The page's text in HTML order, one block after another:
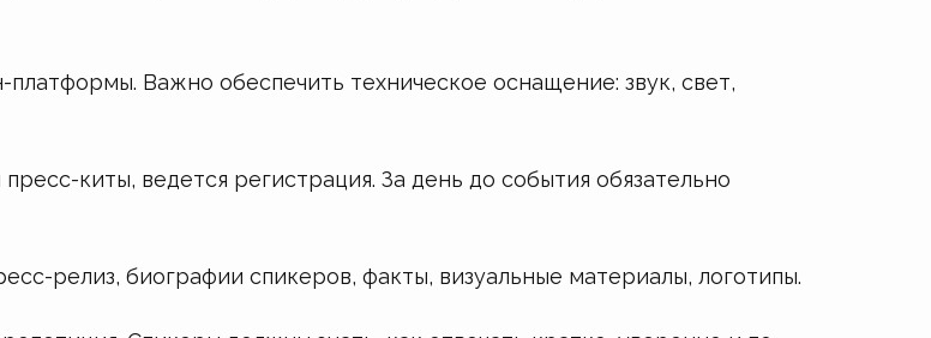
Важно обеспечить техническое оснащение: звук, свет,
киты, ведется регистрация. За день до события обязательно
релиз, биографии спикеров, факты, визуальные материалы, логотипы.